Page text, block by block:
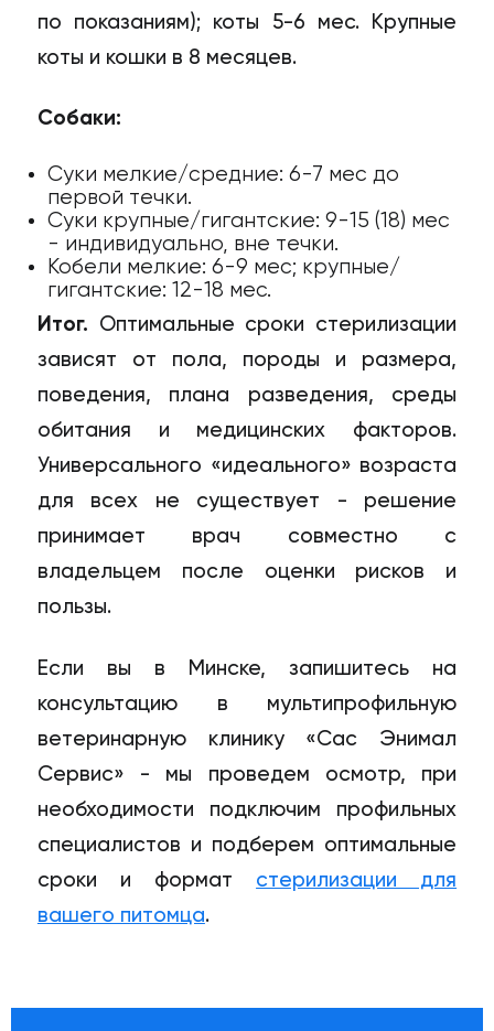
по показаниям); коты 5-6 мес. Крупные
коты и кошки в 8 месяцев.
Собаки:
Суки мелкие/средние: 6-7 мес до
первой течки.
Суки крупные/гигантские: 9-15 (18) мес
- индивидуально, вне течки.
Кобели мелкие: 6-9 мес; крупные/
гигантские: 12-18 мес.
Итог. Оптимальные сроки стерилизации
зависят от пола, породы и размера,
поведения, плана разведения, среды
обитания и медицинских факторов.
Универсального «идеального» возраста
для всех не существует - решение
принимает врач совместно с
владельцем после оценки рисков и
пользы.
Если вы в Минске, запишитесь на
консультацию в мультипрофильную
ветеринарную клинику «Сас Энимал
Сервис» - мы проведем осмотр, при
необходимости подключим профильных
специалистов и подберем оптимальные
сроки и формат стерилизации для
вашего питомца.